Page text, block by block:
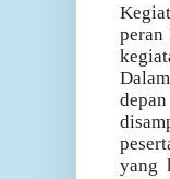
peran
yang